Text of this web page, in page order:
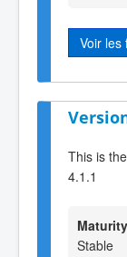
Voir les
This is
4.1.1
Maturity
Stable